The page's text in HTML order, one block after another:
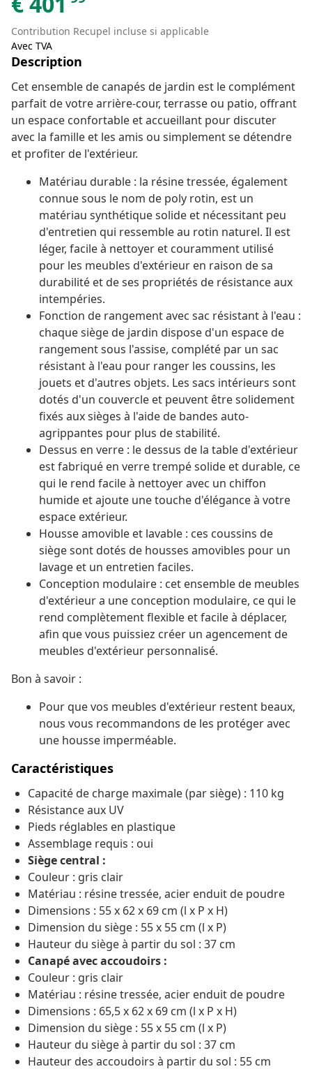
Contribution Recupel incluse si applicable
Avec TVA
Description
Cet ensemble de canapés de jardin est le complément
parfait de votre arrière-cour, terrasse ou patio, offrant
un espace confortable et accueillant pour discuter
avec la famille et les amis ou simplement se détendre
et profiter de l'extérieur.
Matériau durable : la résine tressée, également
connue sous le nom de poly rotin, est un
matériau synthétique solide et nécessitant peu
d'entretien qui ressemble au rotin naturel. Il est
léger, facile à nettoyer et couramment utilisé
pour les meubles d'extérieur en raison de sa
durabilité et de ses propriétés de résistance aux
intempéries.
Fonction de rangement avec sac résistant à l'eau :
chaque siège de jardin dispose d'un espace de
rangement sous l'assise, complété par un sac
résistant à l'eau pour ranger les coussins, les
jouets et d'autres objets. Les sacs intérieurs sont
dotés d'un couvercle et peuvent être solidement
fixés aux sièges à l'aide de bandes auto-
agrippantes pour plus de stabilité.
Dessus en verre : le dessus de la table d'extérieur
est fabriqué en verre trempé solide et durable, ce
qui le rend facile à nettoyer avec un chiffon
humide et ajoute une touche d'élégance à votre
espace extérieur.
Housse amovible et lavable : ces coussins de
siège sont dotés de housses amovibles pour un
lavage et un entretien faciles.
Conception modulaire : cet ensemble de meubles
d'extérieur a une conception modulaire, ce qui le
rend complètement flexible et facile à déplacer,
afin que vous puissiez créer un agencement de
meubles d'extérieur personnalisé.
Bon à savoir :
Pour que vos meubles d'extérieur restent beaux,
nous vous recommandons de les protéger avec
une housse imperméable.
Caractéristiques
Capacité de charge maximale (par siège) : 110 kg
Résistance aux UV
Pieds réglables en plastique
Assemblage requis : oui
Siège central :
Couleur : gris clair
Matériau : résine tressée, acier enduit de poudre
Dimensions : 55 x 62 x 69 cm (l x P x H)
Dimension du siège : 55 x 55 cm (l x P)
Hauteur du siège à partir du sol : 37 cm
Canapé avec accoudoirs :
Couleur : gris clair
Matériau : résine tressée, acier enduit de poudre
Dimensions : 65,5 x 62 x 69 cm (l x P x H)
Dimension du siège : 55 x 55 cm (l x P)
Hauteur du siège à partir du sol : 37 cm
Hauteur des accoudoirs à partir du sol : 55 cm